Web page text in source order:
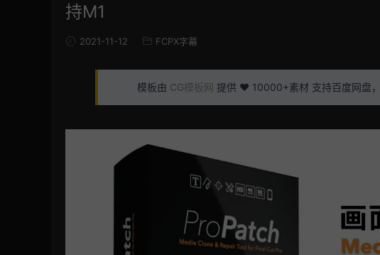
持M1
2021-11-12 FCPX字幕
模板由 CG模板网 提供 ❤️ 10000+素材 支持百度网盘